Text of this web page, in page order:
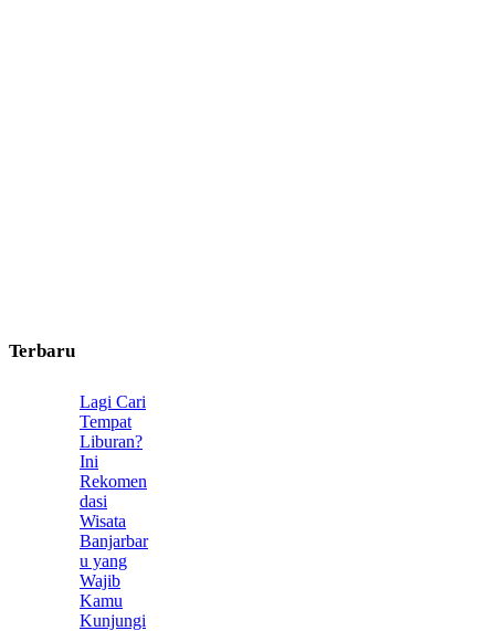
Terbaru
Lagi Cari
Tempat
Liburan?
Ini
Rekomen
dasi
Wisata
Banjarbar
u yang
Wajib
Kamu
Kunjungi